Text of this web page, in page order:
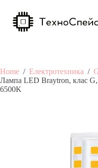
content
Home / Електротехника /
Лампа LED Braytron, клас
6500K